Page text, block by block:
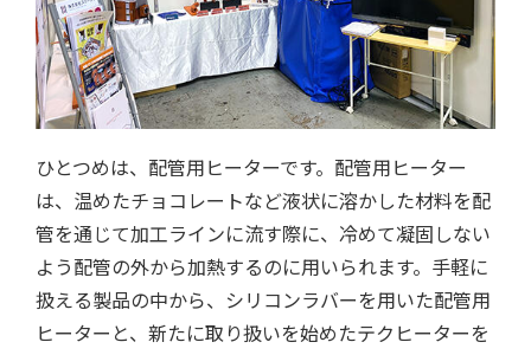
ひとつめは、配管用ヒーターです。配管用ヒーター
は、温めたチョコレートなど液状に溶かした材料を配
管を通じて加工ラインに流す際に、冷めて凝固しない
よう配管の外から加熱するのに用いられます。手軽に
扱える製品の中から、シリコンラバーを用いた配管用
ヒーターと、新たに取り扱いを始めたテクヒーターを